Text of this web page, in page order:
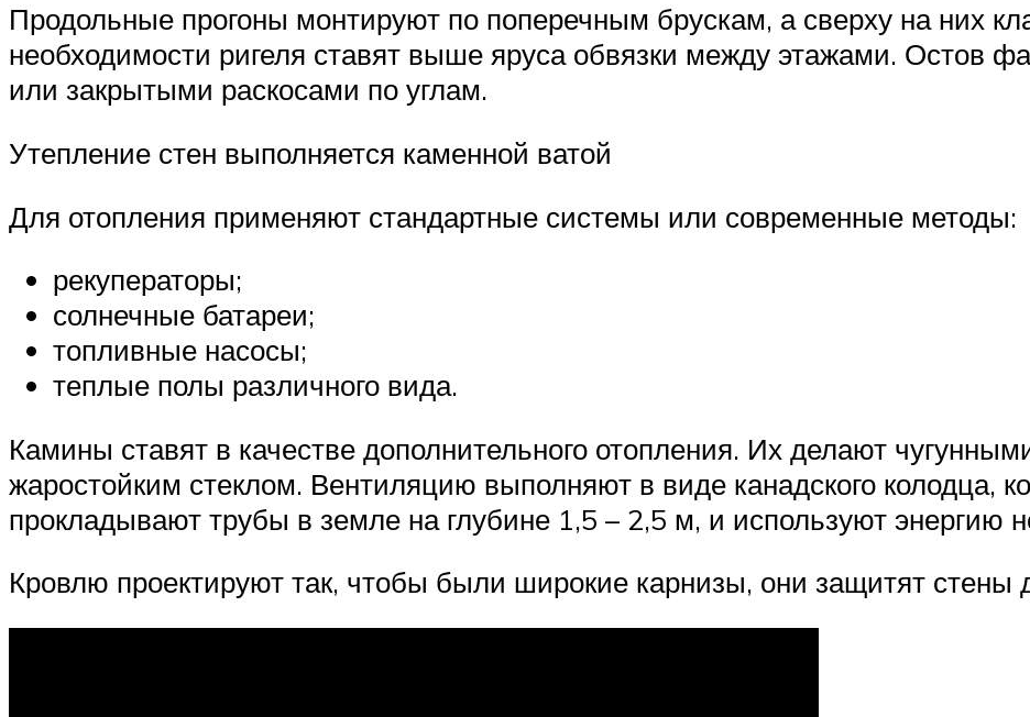
Продольные прогоны монтируют по поперечным брускам, а сверху на них
необходимости ригеля ставят выше яруса обвязки между этажами. Остов
или закрытыми раскосами по углам.
Утепление стен выполняется каменной ватой
Для отопления применяют стандартные системы или современные методы:
рекуператоры;
солнечные батареи;
топливные насосы;
теплые полы различного вида.
Камины ставят в качестве дополнительного отопления. Их делают
жаростойким стеклом. Вентиляцию выполняют в виде канадского колодца,
прокладывают трубы в земле на глубине 1,5 – 2,5 м, и используют энергию
Кровлю проектируют так, чтобы были широкие карнизы, они защитят стены